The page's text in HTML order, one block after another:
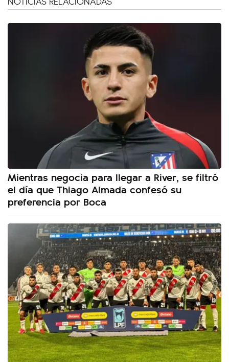
Mientras negocia para llegar a River, se filtró
el día que Thiago Almada confesó su
preferencia por Boca